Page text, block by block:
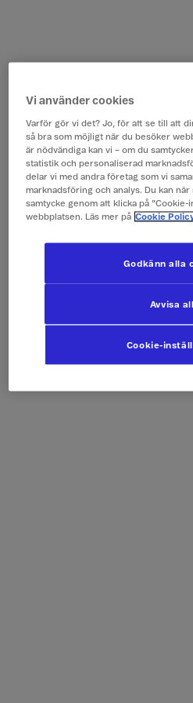
Vi använder cookies
Varför gör vi det? Jo, för att se till att
så bra som möjligt när du besöker
är nödvändiga kan vi – om du
statistik och personaliserad
delar vi med andra företag som vi
marknadsföring och analys. Du kan
samtycke genom att klicka på
webbplatsen. Läs mer på Cookie
Cookie-
Avvisa
Godkänn alla